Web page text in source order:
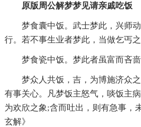
原版周公解梦梦见请亲戚吃饭
梦食囊中饭。武士梦此，兴师
行。若不事生业者梦此，当做乞丐
梦食瓷中饭。梦此者虽富而吝啬
梦众人共饭，吉，为博施济众
有事关心。凡梦饭主怒气，啖饭主
为欢欣之象;含而吐出，则有急事，
玄解》